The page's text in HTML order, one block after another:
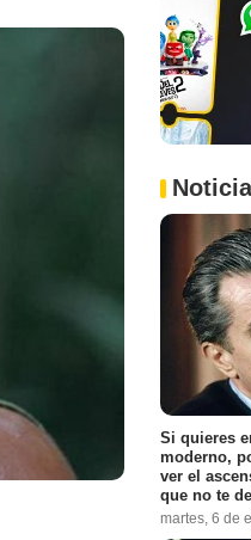
Si quieres
moderno,
ver el
que no te
martes, 6 de